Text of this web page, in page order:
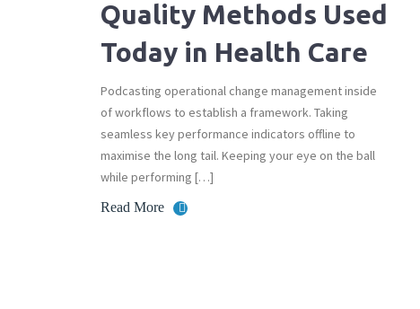
Quality Methods Used
Today in Health Care
Podcasting operational change management inside
of workflows to establish a framework. Taking
seamless key performance indicators offline to
maximise the long tail. Keeping your eye on the ball
while performing […]
Read More